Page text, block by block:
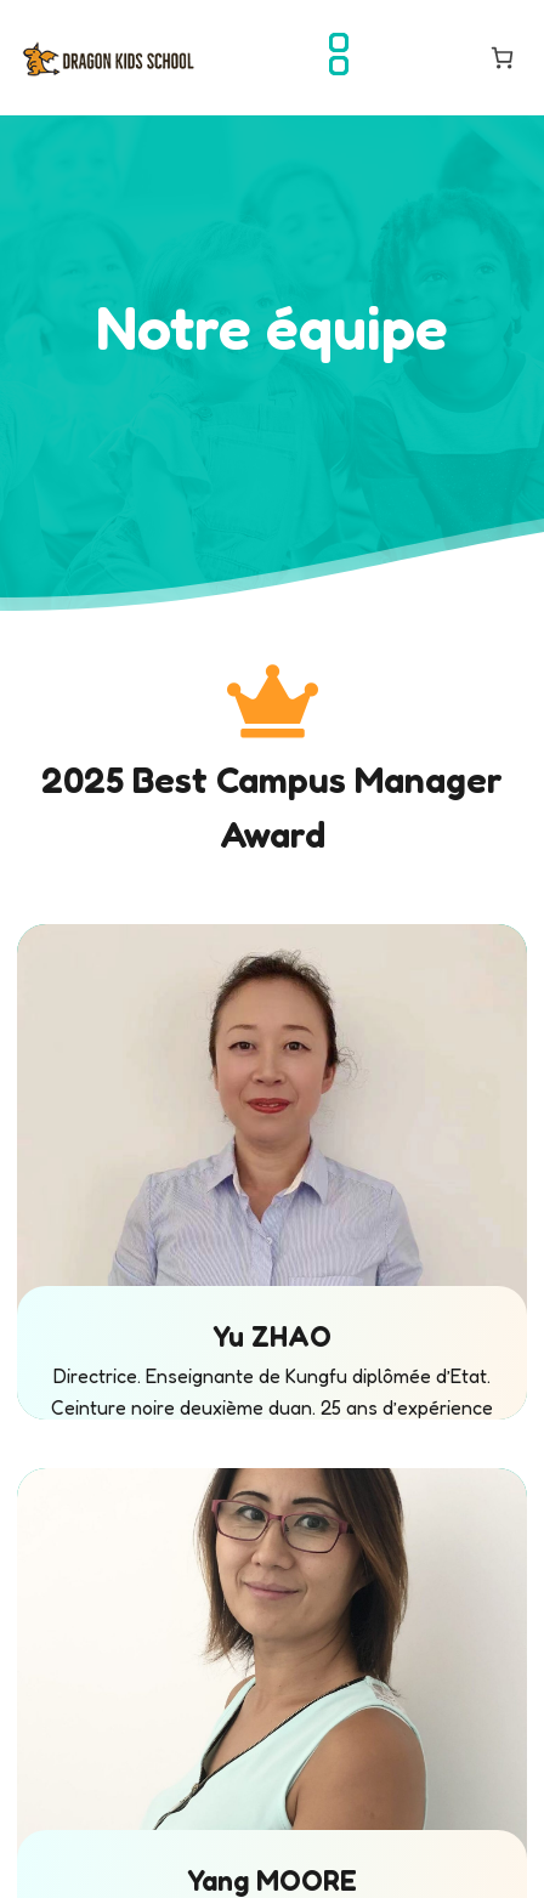
au
contenu
Notre équipe
2025 Best Campus Manager
Award
Yu ZHAO
Directrice. Enseignante de Kungfu diplômée d’Etat.
Ceinture noire deuxième duan. 25 ans d’expérience
Yang MOORE